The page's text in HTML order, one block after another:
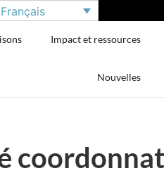
Français
Impact et ressources
Nouvelles